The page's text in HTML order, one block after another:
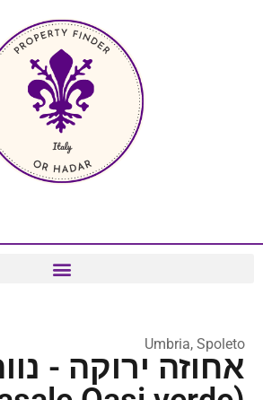
Umbria, Spoleto
אחוזה ירוקה -